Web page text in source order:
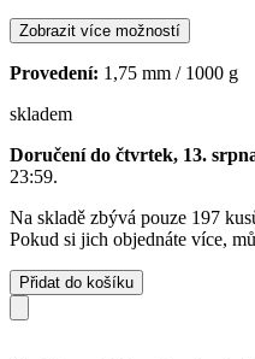
Zobrazit více možností
Provedení: 1,75 mm / 1000 g
skladem
Doručení do čtvrtek, 13.
23:59.
Na skladě zbývá pouze 197
Pokud si jich objednáte více,
Přidat do košíku